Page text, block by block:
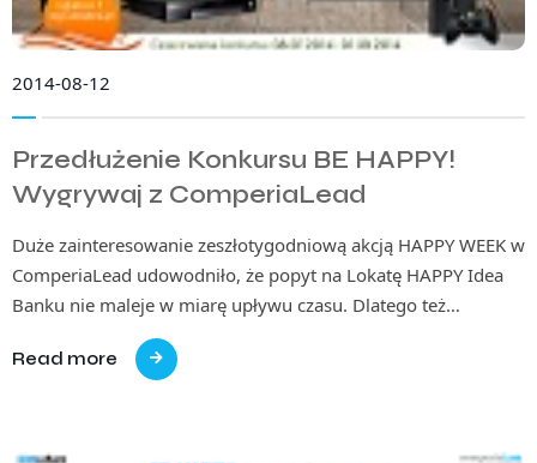
2014-08-12
Przedłużenie Konkursu BE HAPPY!
Wygrywaj z ComperiaLead
Duże zainteresowanie zeszłotygodniową akcją HAPPY WEEK w
ComperiaLead udowodniło, że popyt na Lokatę HAPPY Idea
Banku nie maleje w miarę upływu czasu. Dlatego też…
Read more